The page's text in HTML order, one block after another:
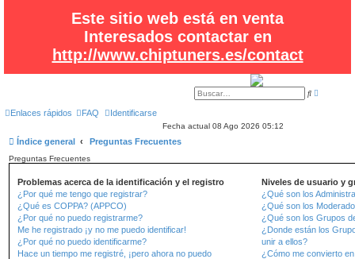
Este sitio web está en venta
Interesados contactar en
http://www.chiptuners.es/contact
B
n
z
a
d
a
Enlaces rápidos FAQ Identificarse
Fecha actual 08 Ago 2026 05:12
Índice general Preguntas Frecuentes
Preguntas Frecuentes
Problemas acerca de la identificación y el registro
¿Por qué me tengo que registrar?
¿Qué es COPPA? (APPCO)
¿Por qué no puedo registrarme?
Me he registrado ¡y no me puedo identificar!
¿Por qué no puedo identificarme?
Hace un tiempo me registré, ¡pero ahora no puedo
Niveles de usuario y
¿Qué son los
¿Qué son los
¿Qué son los Grupos
¿Donde están los
unir a ellos?
¿Cómo me convierto